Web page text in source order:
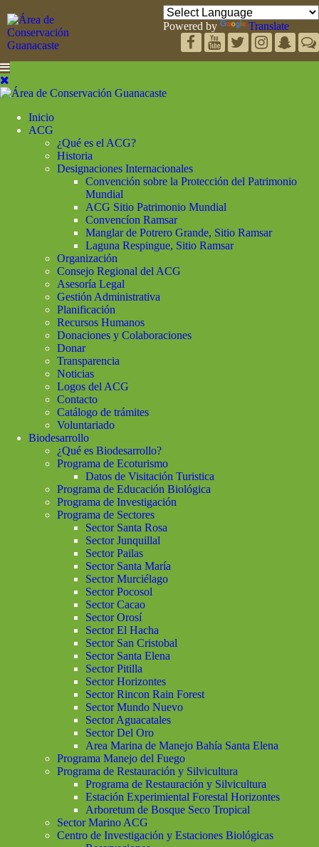
Powered by Translate
Inicio
ACG
¿Qué es el ACG?
Historia
Designaciones Internacionales
Convención sobre la Protección del Patrimonio
Mundial
ACG Sitio Patrimonio Mundial
Convencíon Ramsar
Manglar de Potrero Grande, Sitio Ramsar
Laguna Respingue, Sitio Ramsar
Organización
Consejo Regional del ACG
Asesoría Legal
Gestión Administrativa
Planificación
Recursos Humanos
Donaciones y Colaboraciones
Donar
Transparencia
Noticias
Logos del ACG
Contacto
Catálogo de trámites
Voluntariado
Biodesarrollo
¿Qué es Biodesarrollo?
Programa de Ecoturismo
Datos de Visitación Turistica
Programa de Educación Biológica
Programa de Investigación
Programa de Sectores
Sector Santa Rosa
Sector Junquillal
Sector Pailas
Sector Santa María
Sector Murciélago
Sector Pocosol
Sector Cacao
Sector Orosí
Sector El Hacha
Sector San Cristobal
Sector Santa Elena
Sector Pitilla
Sector Horizontes
Sector Rincon Rain Forest
Sector Mundo Nuevo
Sector Aguacatales
Sector Del Oro
Area Marina de Manejo Bahía Santa Elena
Programa Manejo del Fuego
Programa de Restauración y Silvicultura
Programa de Restauración y Silvicultura
Estación Experimiental Forestal Horizontes
Arboretum de Bosque Seco Tropical
Sector Marino ACG
Centro de Investigación y Estaciones Biológicas